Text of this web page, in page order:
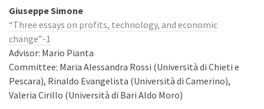
Giuseppe Simone
“Three essays on profits, technology, and economic
change”-1
Advisor: Mario Pianta
Committee: Maria Alessandra Rossi (Università di Chieti e
Pescara), Rinaldo Evangelista (Università di Camerino),
Valeria Cirillo (Università di Bari Aldo Moro)